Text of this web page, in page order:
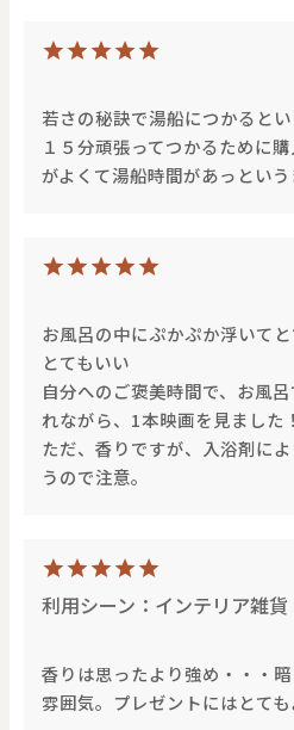
#タグから探す
価格で探す
色で探す
お買い物ガイド 企業情報
若さの秘訣で湯船につかると
１５分頑張ってつかるために
がよくて湯船時間があっという
お風呂の中にぷかぷか浮いて
とてもいい
自分へのご褒美時間で、お風
れながら、1本映画を見ました！
ただ、香りですが、入浴剤に
うので注意。
利用シーン：インテリア雑貨
香りは思ったより強め・・・
雰囲気。プレゼントにはとても